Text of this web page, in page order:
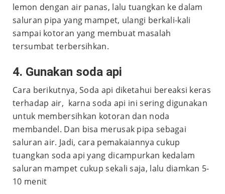
lemon dengan air panas, lalu tuangkan ke dalam
saluran pipa yang mampet, ulangi berkali-kali
sampai kotoran yang membuat masalah
tersumbat terbersihkan.
4. Gunakan soda api
Cara berikutnya, Soda api diketahui bereaksi keras
terhadap air, karna soda api ini sering digunakan
untuk membersihkan kotoran dan noda
membandel. Dan bisa merusak pipa sebagai
saluran air. Jadi, cara pemakaiannya cukup
tuangkan soda api yang dicampurkan kedalam
saluran mampet cukup sekali saja, lalu diamkan 5-
10 menit